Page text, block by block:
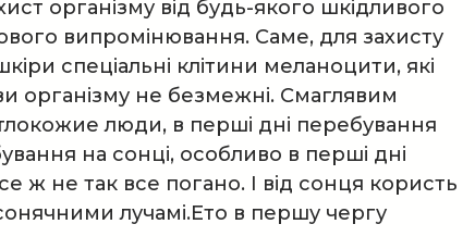
організму від будь-якого шкідливого
випромінювання. Саме, для захисту
спеціальні клітини меланоцити, які
організму не безмежні. Смаглявим
люди, в перші дні перебування
на сонці, особливо в перші дні
ж не так все погано. І від сонця користь
лучамі.Ето в першу чергу